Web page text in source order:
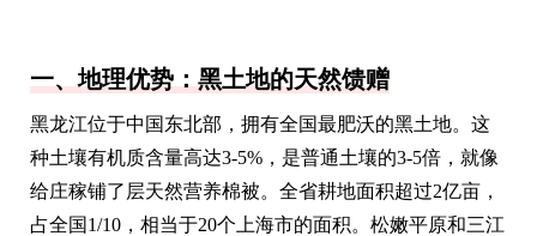
一、地理优势：黑土地的天然馈赠
黑龙江位于中国东北部，拥有全国最肥沃的黑土地。这
种土壤有机质含量高达3-5%，是普通土壤的3-5倍，就像
给庄稼铺了层天然营养棉被。全省耕地面积超过2亿亩，
占全国1/10，相当于20个上海市的面积。松嫩平原和三江